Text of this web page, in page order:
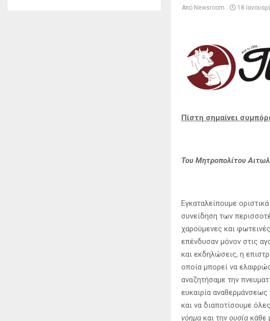
Από Newsroom 18
Πίστη σημαίνει
Του Μητροπολίτου
Εγκαταλείπουμε
συνείδηση των
χαρούμενες και
επένδυσαν μόνον στις
και εκδηλώσεις, η
οποία μπορεί να
αναζητήσαμε την
ευκαιρία
και να διαποτίσουμε
νόημα και την ουσία κάθε